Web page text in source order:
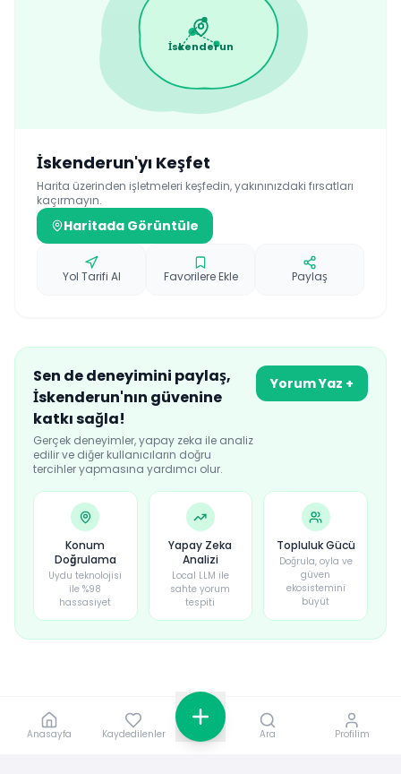
İskenderun
İskenderun'yı Keşfet
Harita üzerinden işletmeleri keşfedin, yakınınızdaki fırsatları
kaçırmayın.
Haritada Görüntüle
Yol Tarifi Al Favorilere Ekle Paylaş
Sen de deneyimini paylaş,
İskenderun'nın güvenine
katkı sağla!
Gerçek deneyimler, yapay zeka ile analiz
edilir ve diğer kullanıcıların doğru
tercihler yapmasına yardımcı olur.
Yorum Yaz +
Konum
Doğrulama
Uydu teknolojisi
ile %98
hassasiyet
Yapay Zeka
Analizi
Local LLM ile
sahte yorum
tespiti
Topluluk Gücü
Doğrula, oyla ve
güven
ekosistemini
büyüt
Anasayfa Kaydedilenler Ara Profilim